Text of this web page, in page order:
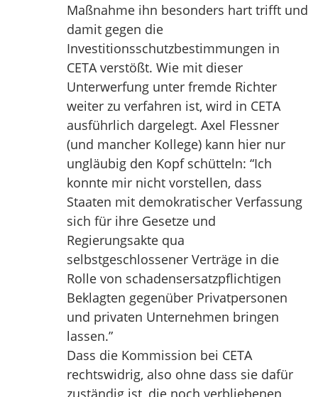
Maßnahme ihn besonders hart trifft und
damit gegen die
Investitionsschutzbestimmungen in
CETA verstößt. Wie mit dieser
Unterwerfung unter fremde Richter
weiter zu verfahren ist, wird in CETA
ausführlich dargelegt. Axel Flessner
(und mancher Kollege) kann hier nur
ungläubig den Kopf schütteln: “Ich
konnte mir nicht vorstellen, dass
Staaten mit demokratischer Verfassung
sich für ihre Gesetze und
Regierungsakte qua
selbstgeschlossener Verträge in die
Rolle von schadensersatzpflichtigen
Beklagten gegenüber Privatpersonen
und privaten Unternehmen bringen
lassen.”
Dass die Kommission bei CETA
rechtswidrig, also ohne dass sie dafür
zuständig ist, die noch verbliebenen